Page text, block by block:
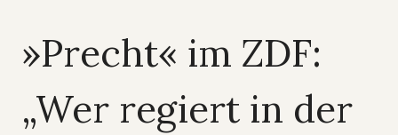
»Precht« im ZDF:
„Wer regiert in der